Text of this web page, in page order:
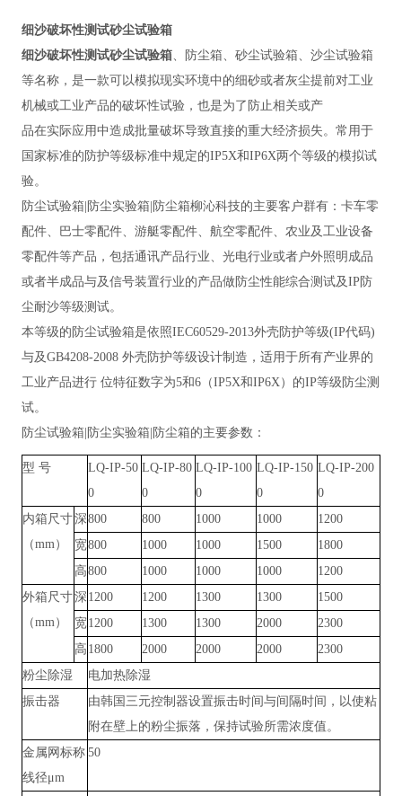
细沙破坏性测试砂尘试验箱
细沙破坏性测试砂尘试验箱、防尘箱、砂尘试验箱、沙尘试验箱
等名称，是一款可以模拟现实环境中的细砂或者灰尘提前对工业
机械或工业产品的破坏性试验，也是为了防止相关或产
品在实际应用中造成批量破坏导致直接的重大经济损失。常用于
国家标准的防护等级标准中规定的IP5X和IP6X两个等级的模拟试
验。
防尘试验箱 |防尘实验箱|防尘箱柳沁科技的主要客户群有：卡车零
配件、巴士零配件、游艇零配件、航空零配件、农业及工业设备
零配件等产品，包括通讯产品行业、光电行业或者户外照明成品
或者半成品与及信号装置行业的产品做防尘性能综合测试及IP防
尘耐沙等级测试。
本等级的防尘试验箱是依照IEC60529-2013外壳防护等级(IP代码)
与及GB4208-2008 外壳防护等级设计制造，适用于所有产业界的
工业产品进行 位特征数字为5和6（IP5X和IP6X）的IP等级防尘测
试。
防尘试验箱 |防尘实验箱|防尘箱的主要参数：
型 号
LQ-IP-50
0
LQ-IP-80
0
LQ-IP-100
0
LQ-IP-150
0
LQ-IP-200
0
内箱尺寸
（mm）
深800 800 1000 1000
1200
宽800 1000 1000 1500
1800
高800 1000 1000 1000
1200
外箱尺寸
（mm）
深 1200 1200 1300 1300
1500
宽1200 1300 1300 2000
2300
高 1800 2000 2000 2000
2300
粉尘除湿
电加热除湿
振击器
由韩国三元控制器设置振击时间与间隔时间，以使粘
附在壁上的粉尘振落，保持试验所需浓度值。
金属网标称
线径μm
50